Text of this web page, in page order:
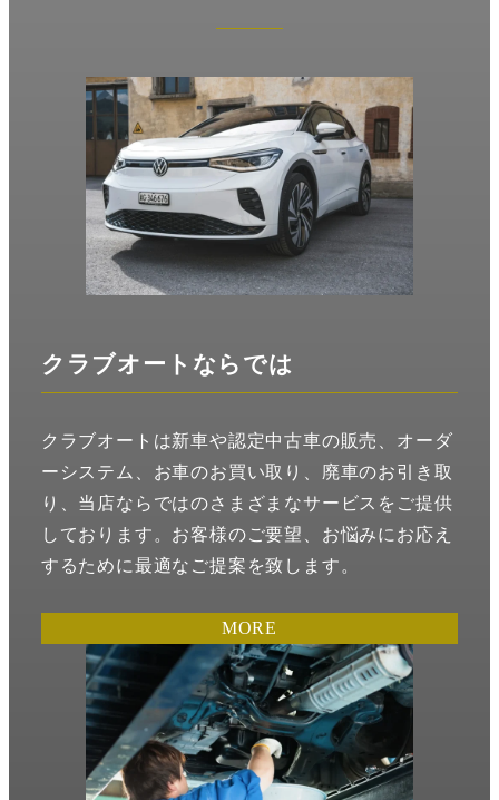
クラブオート ならでは
クラブオートは新車や認定中古車の販売、オーダ
ーシステム、お車のお買い取り、廃車のお引き取
り、当店ならではのさまざまなサービスをご提供
しております。お客様のご要望、お悩みにお応え
するために最適なご提案を致します。
MORE